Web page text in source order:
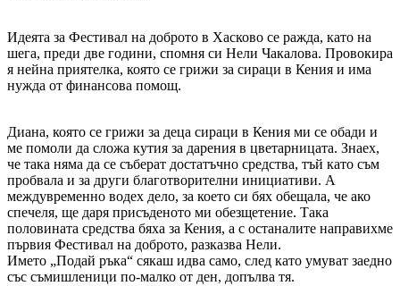
Идеята за Фестивал на доброто в Хасково се ражда, като на
шега, преди две години, спомня си Нели Чакалова. Провокира
я нейна приятелка, която се грижи за сираци в Кения и има
нужда от финансова помощ.
Диана, която се грижи за деца сираци в Кения ми се обади и
ме помоли да сложа кутия за дарения в цветарницата. Знаех,
че така няма да се съберат достатъчно средства, тъй като съм
пробвала и за други благотворителни инициативи. А
междувременно водех дело, за което си бях обещала, че ако
спечеля, ще даря присъденото ми обезщетение. Така
половината средства бяха за Кения, а с останалите направихме
първия Фестивал на доброто, разказва Нели.
Името „Подай ръка“ сякаш идва само, след като умуват заедно
със съмишленици по-малко от ден, допълва тя.